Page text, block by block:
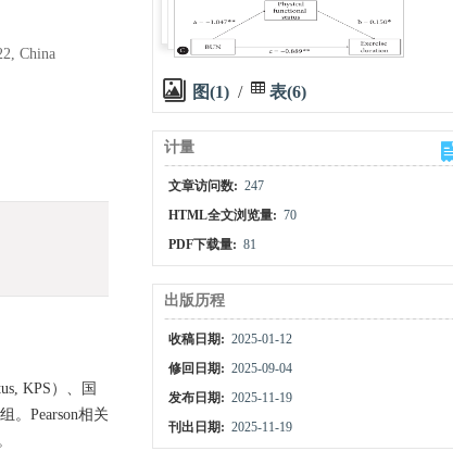
China
KPS）、国
。Pearson相关
图(1) / 表(6)
计量
文章访问数: 247
HTML全文浏览量: 70
PDF下载量: 81
出版历程
收稿日期: 2025-01-12
修回日期: 2025-09-04
发布日期: 2025-11-19
刊出日期: 2025-11-19